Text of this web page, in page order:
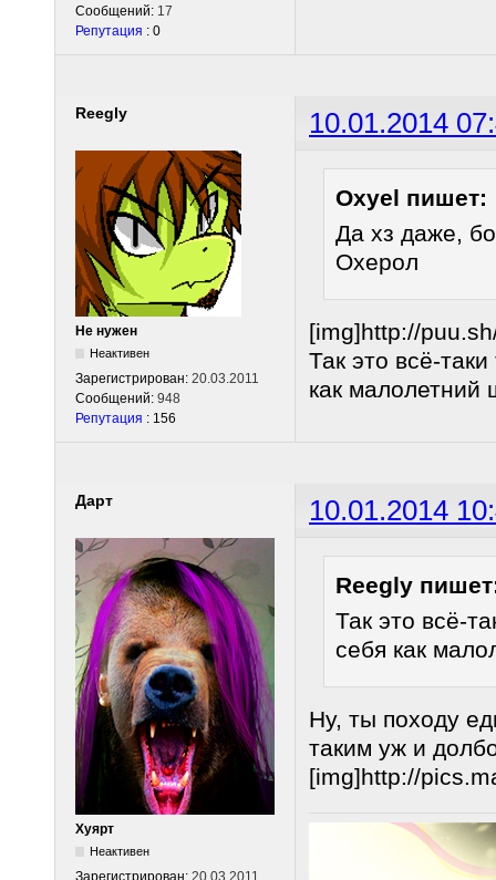
Сообщений: 17
Репутация : 0
Reegly 10.01.2014
Не нужен
Неактивен
Зарегистрирован: 20.03.2011
Сообщений: 948
Репутация : 156
Oxyel пишет:
Да хз даже,
Охерол
[img]http://
Так это всё-
как малолетний
Дарт 10.01.2014
Хуярт
Неактивен
Зарегистрирован: 20.03.2011
Reegly
Так это всё-
себя как
Ну, ты походу
таким уж и
[img]http://